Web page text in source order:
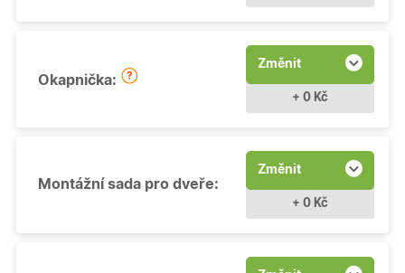
Okapnička:
Změnit
+ 0 Kč
Montážní sada pro dveře:
Změnit
+ 0 Kč